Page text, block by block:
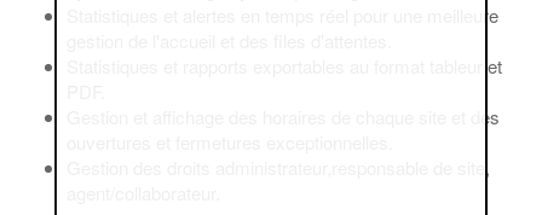
Statistiques et alertes en temps réel pour une meilleure
Statistiques et rapports exportables au format tableur et
Gestion et affichage des horaires de chaque site et des
Gestion des droits administrateur,responsable de site,